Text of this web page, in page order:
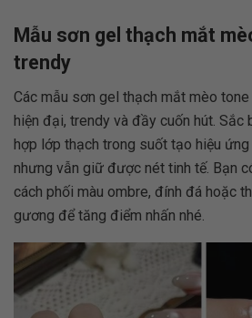
Mẫu sơn gel thạch mắt
trendy
Các mẫu sơn gel thạch mắt mèo
hiện đại, trendy và đầy cuốn hút. Sắc
hợp lớp thạch trong suốt tạo hiệu
nhưng vẫn giữ được nét tinh tế. Bạn
cách phối màu ombre, đính đá hoặc
gương để tăng điểm nhấn nhé.